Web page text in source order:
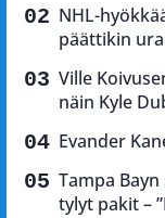
NHL-
päättikin
Ville
näin Kyle
Evander
Tampa
tylyt pakit –